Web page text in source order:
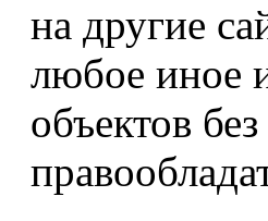
на другие
любое иное
объектов